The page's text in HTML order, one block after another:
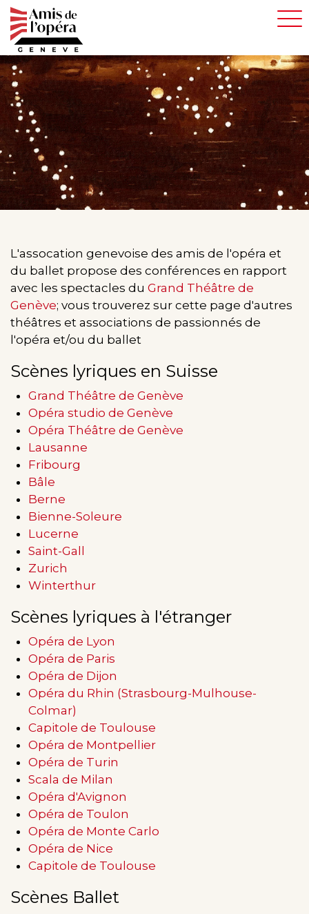
Aller
au
contenu
principal
L'assocation genevoise des amis de l'opéra et
du ballet propose des conférences en rapport
avec les spectacles du Grand Théâtre de
Genève; vous trouverez sur cette page d'autres
théâtres et associations de passionnés de
l'opéra et/ou du ballet
Scènes lyriques en Suisse
Grand Théâtre de Genève
Opéra studio de Genève
Opéra Théâtre de Genève
Lausanne
Fribourg
Bâle
Berne
Bienne-Soleure
Lucerne
Saint-Gall
Zurich
Winterthur
Scènes lyriques à l'étranger
Opéra de Lyon
Opéra de Paris
Opéra de Dijon
Opéra du Rhin (Strasbourg-Mulhouse-
Colmar)
Capitole de Toulouse
Opéra de Montpellier
Opéra de Turin
Scala de Milan
Opéra d'Avignon
Opéra de Toulon
Opéra de Monte Carlo
Opéra de Nice
Capitole de Toulouse
Scènes Ballet